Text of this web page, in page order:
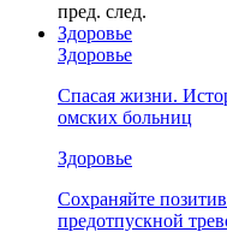
пред. след.
Здоровье
Здоровье
Спасая жизни.
омских больниц
Здоровье
Сохраняйте
предотпускной